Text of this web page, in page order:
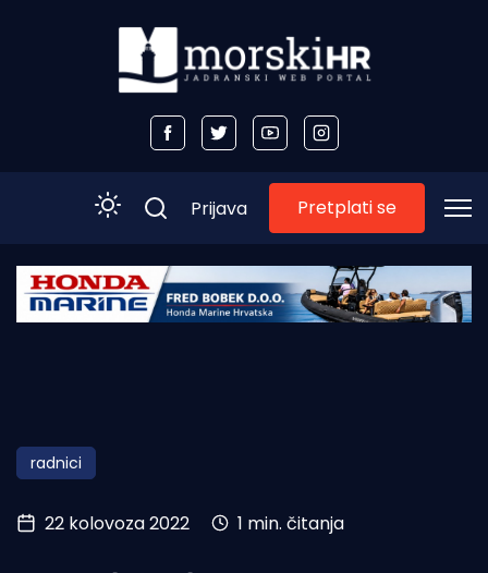
Početna
Obala
Otoci
Turizam i nautika
Prijava Pretplati se
radnici
22 kolovoza 2022 1 min. čitanja